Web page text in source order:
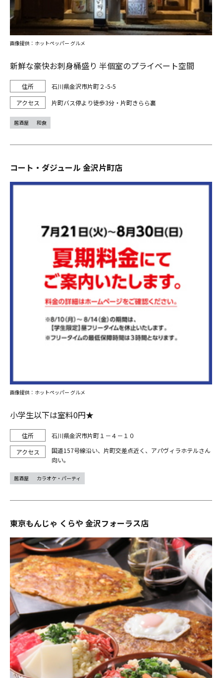
新鮮な豪快お刺身桶盛り 半個室のプライベート空間
石川県金沢市片町２-5-5
片町バス停より徒歩3分・片町きらら裏
画像提供：ホットペッパー グルメ
居酒屋 和食
コート・ダジュール 金沢片町店
小学生以下は室料0円★
石川県金沢市片町１－４－１０
国道157号線沿い、片町交差点近く、アパヴィラホテルさん
向い。
画像提供：ホットペッパー グルメ
居酒屋 カラオケ・パーティ
東京もんじゃ くらや 金沢フォーラス店